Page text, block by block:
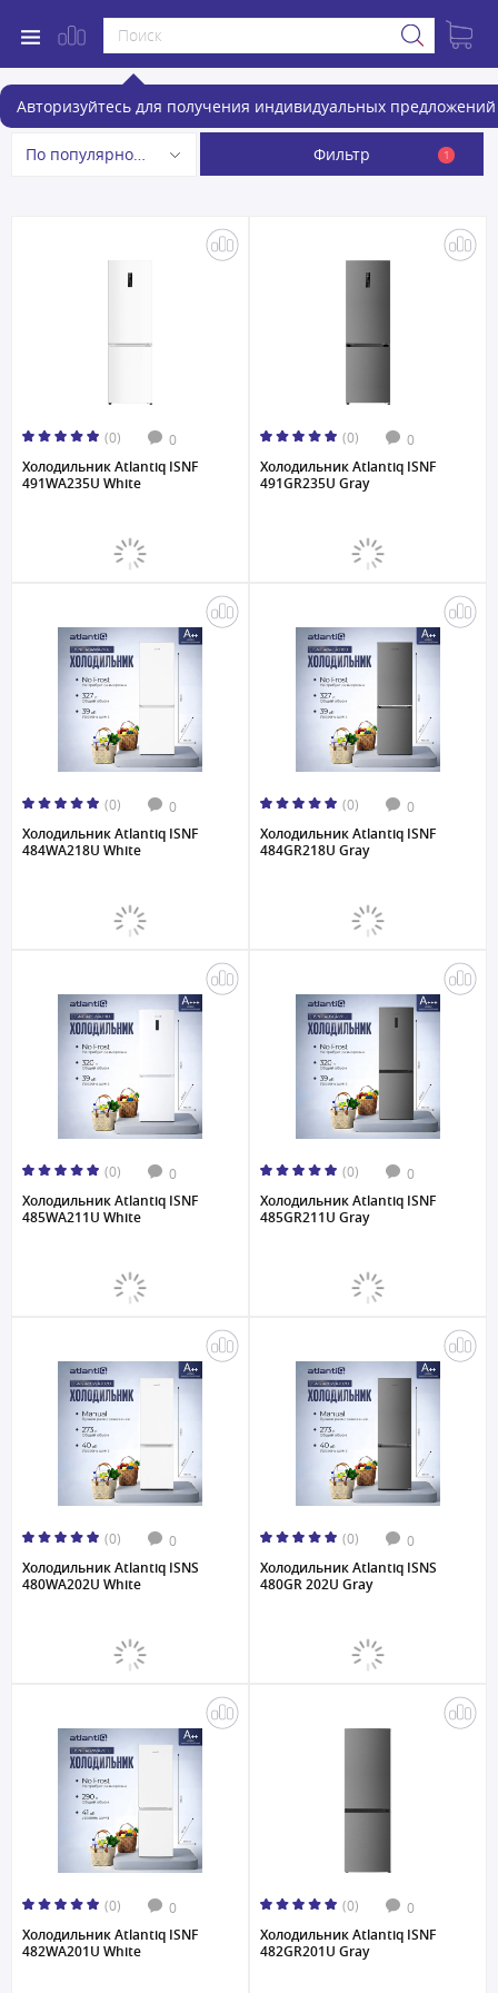
Авторизуйтесь для получения индивидуальных предложений
Холодильники Atlantiq
По популярности Фильтр 1
(0) 0
Холодильник Atlantiq ISNF
491WA235U White
(0) 0
Холодильник Atlantiq ISNF
491GR235U Gray
(0) 0
Холодильник Atlantiq ISNF
484WA218U White
(0) 0
Холодильник Atlantiq ISNF
484GR218U Gray
(0) 0
Холодильник Atlantiq ISNF
485WA211U White
(0) 0
Холодильник Atlantiq ISNF
485GR211U Gray
(0) 0
Холодильник Atlantiq ISNS
480WA202U White
(0) 0
Холодильник Atlantiq ISNS
480GR 202U Gray
(0) 0
Холодильник Atlantiq ISNF
482WA201U White
(0) 0
Холодильник Atlantiq ISNF
482GR201U Gray